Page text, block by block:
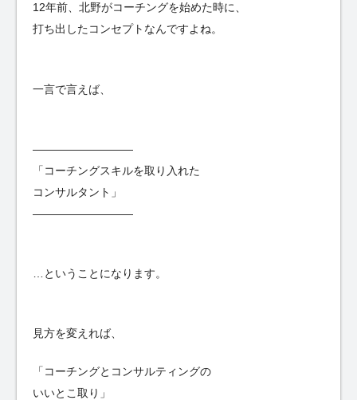
12年前、北野がコーチングを始めた時に、
打ち出したコンセプトなんですよね。
一言で言えば、
—————————
「コーチングスキルを取り入れた
コンサルタント」
—————————
…ということになります。
見方を変えれば、
「コーチングとコンサルティングの
いいとこ取り」